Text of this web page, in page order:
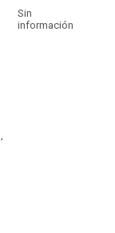
Sin
información
,